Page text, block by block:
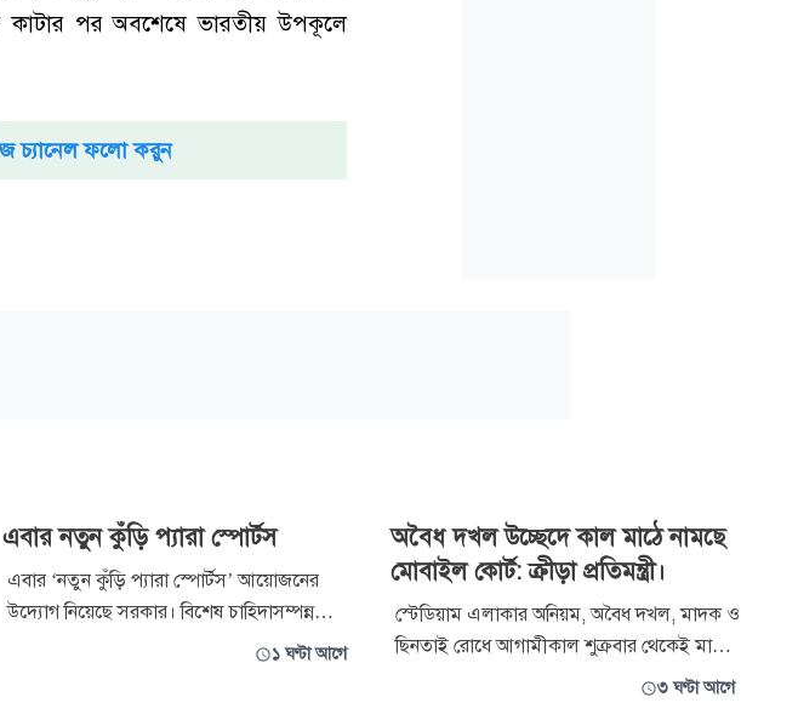
কাটার পর অবশেষে ভারতীয় উপকূলে
চ্যানেল ফলো করুন
এবার নতুন কুঁড়ি প্যারা স্পোর্টস
এবার ‘নতুন কুঁড়ি প্যারা স্পোর্টস’ আয়োজনের
উদ্যোগ নিয়েছে সরকার। বিশেষ চাহিদাসম্পন্ন
ক্রীড়াবিদদের জাতীয় ও আন্তর্জাতিক পর্যায়ে তুলে
১ ঘণ্টা আগে
অবৈধ দখল উচ্ছেদে কাল মাঠে নামছে
মোবাইল কোর্ট: ক্রীড়া প্রতিমন্ত্রী।
স্টেডিয়াম এলাকার অনিয়ম, অবৈধ দখল, মাদক ও
ছিনতাই রোধে আগামীকাল শুক্রবার থেকেই মাঠে
নামছে মোবাইল কোর্ট। ঢাকা জাতীয় স্টেডিয়াম
৩ ঘণ্টা আগে